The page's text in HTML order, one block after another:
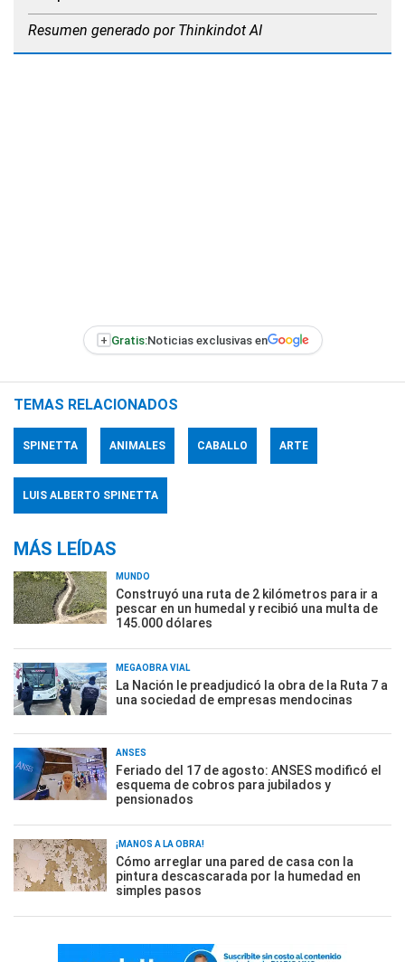
Resumen generado por Thinkindot AI
+ Gratis:Noticias exclusivas en
TEMAS RELACIONADOS
SPINETTA ANIMALES CABALLO ARTE
LUIS ALBERTO SPINETTA
MÁS LEÍDAS
MUNDO
Construyó una ruta de 2 kilómetros para ir a
pescar en un humedal y recibió una multa de
145.000 dólares
MEGAOBRA VIAL
La Nación le preadjudicó la obra de la Ruta 7 a
una sociedad de empresas mendocinas
ANSES
Feriado del 17 de agosto: ANSES modificó el
esquema de cobros para jubilados y
pensionados
¡MANOS A LA OBRA!
Cómo arreglar una pared de casa con la
pintura descascarada por la humedad en
simples pasos